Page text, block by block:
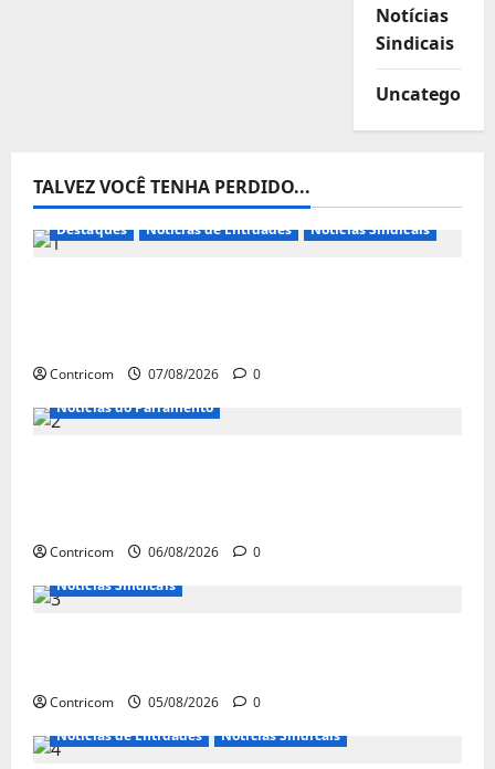
Notícias
Sindicais
TALVEZ VOCÊ TENHA PERDIDO...
Destaques Notícias de Entidades Notícias Sindicais
Contricom 07/08/2026
0
Notícias do Parlamento
Contricom 06/08/2026
0
Notícias Sindicais
Contricom 05/08/2026
0
Notícias de Entidades
Notícias Sindicais